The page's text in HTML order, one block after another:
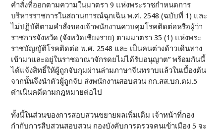
คำสั่งที่ออกตามความในมาตรา 9 แห่งพระราชกำหนดการ
บริหารราชการในสถานการณ์ฉุกเฉิน พ.ศ. 2548 (ฉบับที่ 1) และ
ไม่ปฏิบัติตามคำสั่งของเจ้าพนักงานควบคุมโรคติดต่อหรือผู้ว่า
ราชการจังหวัด (จังหวัดเชียงราย) ตามมาตรา 35 (1) แห่งพระ
ราชบัญญัติโรคติดต่อ พ.ศ. 2548 และ เป็นคนต่างด้าวเดินทาง
เข้ามาและอยู่ในราชอาณาจักรดยไม่ได้รับอนุญาต” พร้อมกันนี้
ได้แจ้งสิทธิ์ให้ผู้ถูกจับกุมผ่านล่ามภาษาจีนทราบแล้วในเบื้องต้น
จากนั้นจึงนำตัวผู้ถูกจับ ส่งพนักงานสอบสวน กก.สส.บก.ตม.5
ดำเนินคดีตามกฎหมายต่อไป
ทั้งนี้ในส่วนของการสอบสวนขยายผลเพิ่มเติม เจ้าหน้าที่กอง
กำกับการสืบสวนสอบสวน กองบังคับการตรวจคนเข้าเมือง 5 จะ